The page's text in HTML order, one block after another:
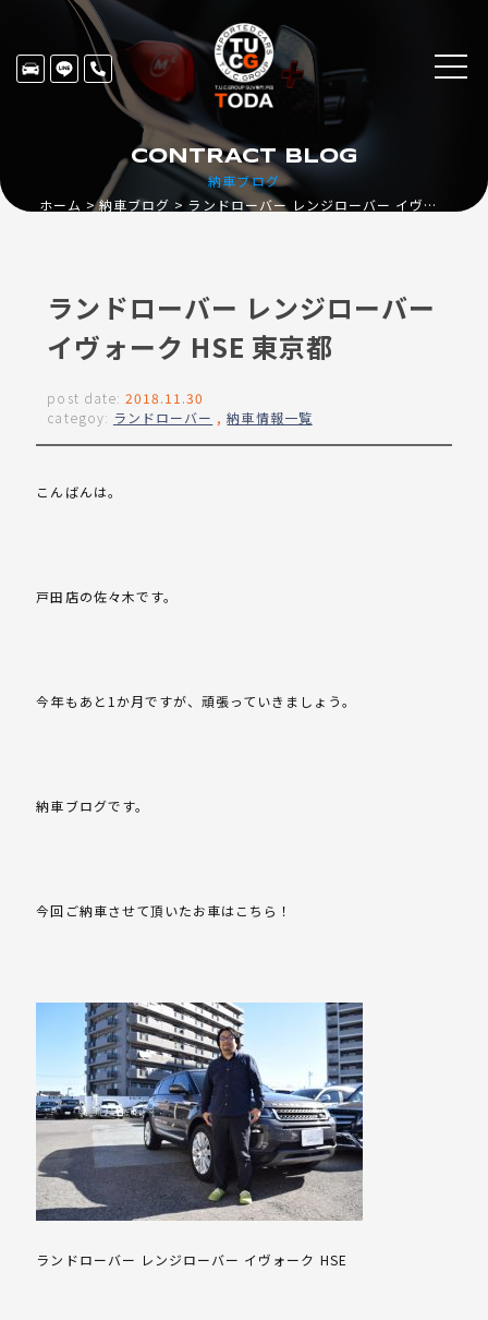
納車ブログ
CONTRACT BLOG
ホーム 納車ブログ ランドローバー レンジローバー イヴォーク HSE 東京都
ランドローバー レンジローバー
イヴォーク HSE 東京都
post date: 2018.11.30
categoy: ランドローバー ,納車情報一覧
こんばんは。
戸田店の佐々木です。
今年もあと1か月ですが、頑張っていきましょう。
納車ブログです。
今回ご納車させて頂いたお車はこちら！
ランドローバー レンジローバー イヴォーク HSE